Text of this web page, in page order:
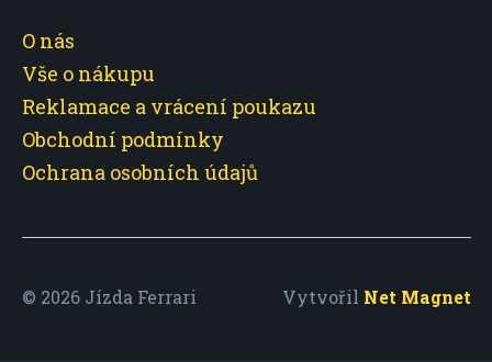
O nás
Vše o nákupu
Reklamace a vrácení poukazu
Obchodní podmínky
Ochrana osobních údajů
© 2026 Jízda Ferrari Vytvořil Net Magnet